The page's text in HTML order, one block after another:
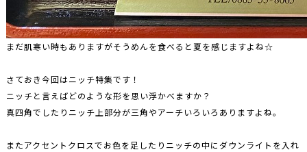
まだ肌寒い時もありますがそうめんを食べると夏を感じますよね☆
さておき今回はニッチ特集です！
ニッチと言えばどのような形を思い浮かべますか？
真四角でしたりニッチ上部分が三角やアーチいろいろありますよね。
またアクセントクロスでお色を足したりニッチの中にダウンライトを入れ